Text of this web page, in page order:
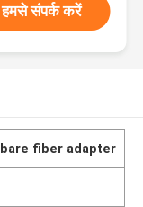
हमसे संपर्क करें
bare fiber adapter